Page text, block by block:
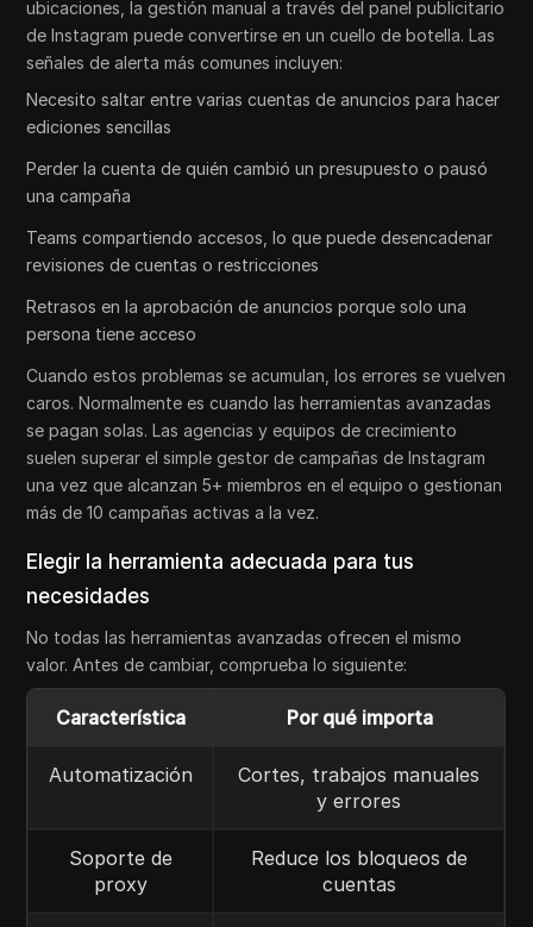
ubicaciones, la gestión manual a través del panel publicitario
de Instagram puede convertirse en un cuello de botella. Las
señales de alerta más comunes incluyen:
Necesito saltar entre varias cuentas de anuncios para hacer
ediciones sencillas
Perder la cuenta de quién cambió un presupuesto o pausó
una campaña
Teams compartiendo accesos, lo que puede desencadenar
revisiones de cuentas o restricciones
Retrasos en la aprobación de anuncios porque solo una
persona tiene acceso
Cuando estos problemas se acumulan, los errores se vuelven
caros. Normalmente es cuando las herramientas avanzadas
se pagan solas. Las agencias y equipos de crecimiento
suelen superar el simple gestor de campañas de Instagram
una vez que alcanzan 5+ miembros en el equipo o gestionan
más de 10 campañas activas a la vez.
Elegir la herramienta adecuada para tus
necesidades
No todas las herramientas avanzadas ofrecen el mismo
valor. Antes de cambiar, comprueba lo siguiente:
Característica Por qué importa
Automatización
Cortes, trabajos manuales
y errores
Soporte de
proxy
Reduce los bloqueos de
cuentas